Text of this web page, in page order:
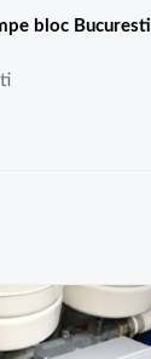
bloc Bucuresti